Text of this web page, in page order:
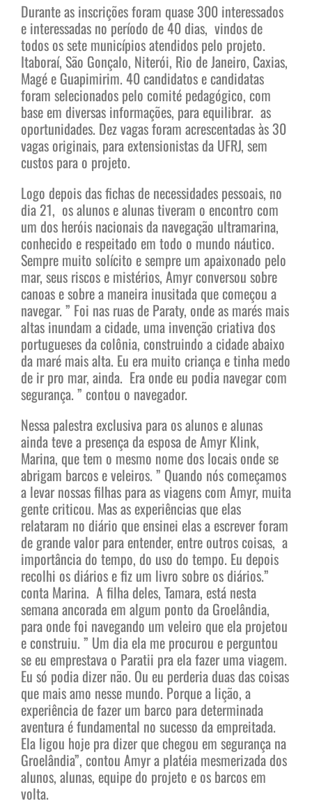
Durante as inscrições foram quase 300 interessados
e interessadas no período de 40 dias, vindos de
todos os sete municípios atendidos pelo projeto.
Itaboraí, São Gonçalo, Niterói, Rio de Janeiro, Caxias,
Magé e Guapimirim. 40 candidatos e candidatas
foram selecionados pelo comité pedagógico, com
base em diversas informações, para equilibrar. as
oportunidades. Dez vagas foram acrescentadas às 30
vagas originais, para extensionistas da UFRJ, sem
custos para o projeto.
Logo depois das fichas de necessidades pessoais, no
dia 21, os alunos e alunas tiveram o encontro com
um dos heróis nacionais da navegação ultramarina,
conhecido e respeitado em todo o mundo náutico.
Sempre muito solícito e sempre um apaixonado pelo
mar, seus riscos e mistérios, Amyr conversou sobre
canoas e sobre a maneira inusitada que começou a
navegar. ” Foi nas ruas de Paraty, onde as marés mais
altas inundam a cidade, uma invenção criativa dos
portugueses da colônia, construindo a cidade abaixo
da maré mais alta. Eu era muito criança e tinha medo
de ir pro mar, ainda. Era onde eu podia navegar com
segurança. ” contou o navegador.
Nessa palestra exclusiva para os alunos e alunas
ainda teve a presença da esposa de Amyr Klink,
Marina, que tem o mesmo nome dos locais onde se
abrigam barcos e veleiros. ” Quando nós começamos
a levar nossas filhas para as viagens com Amyr, muita
gente criticou. Mas as experiências que elas
relataram no diário que ensinei elas a escrever foram
de grande valor para entender, entre outros coisas, a
importância do tempo, do uso do tempo. Eu depois
recolhi os diários e fiz um livro sobre os diários.”
conta Marina. A filha deles, Tamara, está nesta
semana ancorada em algum ponto da Groelândia,
para onde foi navegando um veleiro que ela projetou
e construiu. ” Um dia ela me procurou e perguntou
se eu emprestava o Paratii pra ela fazer uma viagem.
Eu só podia dizer não. Ou eu perderia duas das coisas
que mais amo nesse mundo. Porque a lição, a
experiência de fazer um barco para determinada
aventura é fundamental no sucesso da empreitada.
Ela ligou hoje pra dizer que chegou em segurança na
Groelândia”, contou Amyr a platéia mesmerizada dos
alunos, alunas, equipe do projeto e os barcos em
volta.